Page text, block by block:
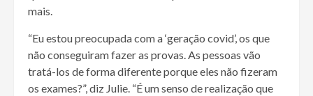
mais.
“Eu estou preocupada com a ‘geração covid’, os que
não conseguiram fazer as provas. As pessoas vão
tratá-los de forma diferente porque eles não fizeram
os exames?”, diz Julie. “É um senso de realização que